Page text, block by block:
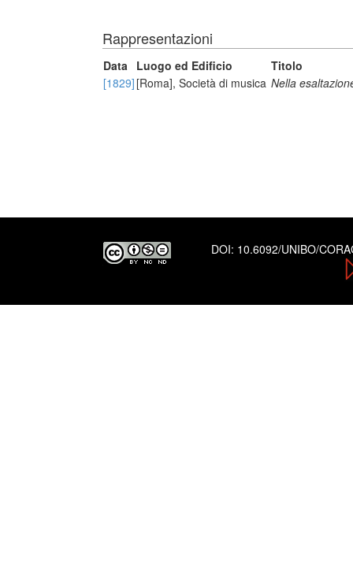
Rappresentazioni
Data Luogo ed Edificio
Titolo
[1829] [Roma], Società di musica Nella
DOI: 10.6092/UNIBO/